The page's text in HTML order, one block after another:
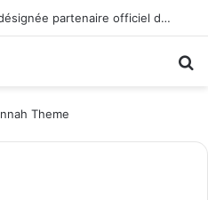
Corpay Cross-Border est désignée partenaire officiel de change d’Ultimate Sevens